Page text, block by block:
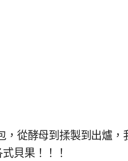
，從酵母到揉製到出爐
貝果！！！